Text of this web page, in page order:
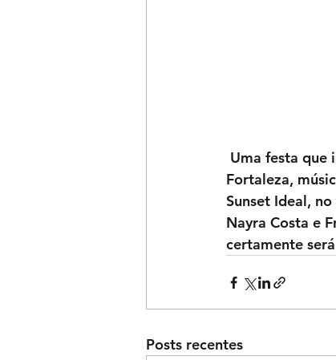
Fortaleza,
Sunset Ideal,
Nayra Costa e
certamente
Posts recentes